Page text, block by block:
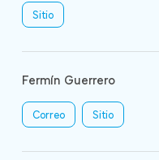
Sitio
Fermín Guerrero
Correo Sitio